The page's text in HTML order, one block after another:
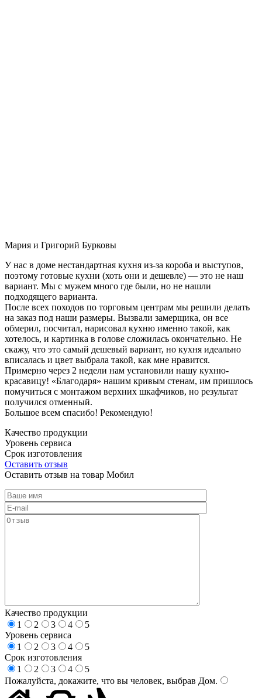
Мария и Григорий Бурковы
У нас в доме нестандартная кухня из-за короба и выступов,
поэтому готовые кухни (хоть они и дешевле) — это не наш
вариант. Мы с мужем много где были, но не нашли
подходящего варианта.
После всех походов по торговым центрам мы решили делать
на заказ под наши размеры. Вызвали замерщика, он все
обмерил, посчитал, нарисовал кухню именно такой, как
хотелось, и картинка в голове сложилась окончательно. Не
скажу, что это самый дешевый вариант, но кухня идеально
вписалась и цвет выбрала такой, как мне нравится.
Примерно через 2 недели нам установили нашу кухню-
красавицу! «Благодаря» нашим кривым стенам, им пришлось
помучиться с монтажом верхних шкафчиков, но результат
получился отменный.
Большое всем спасибо! Рекомендую!
Качество продукции
Уровень сервиса
Срок изготовления
Оставить отзыв
Оставить отзыв на товар Мобил
Качество продукции
1
2 3 4
5
Уровень сервиса
1
2 3 4
5
Срок изготовления
1
2 3 4
5
Пожалуйста, докажите, что вы человек, выбрав Дом.